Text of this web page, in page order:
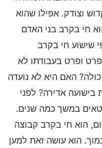
וצודק. אפילו שהוא
חי בקרב בני האדם
שישוע חי בקרב
ופרט בעבודתו לא
האם היא לא נועדה
בישועה אדירה? לפני
במשך כמה שנים.
הוא חי בקרב קבוצה
הוא עושה זאת למען